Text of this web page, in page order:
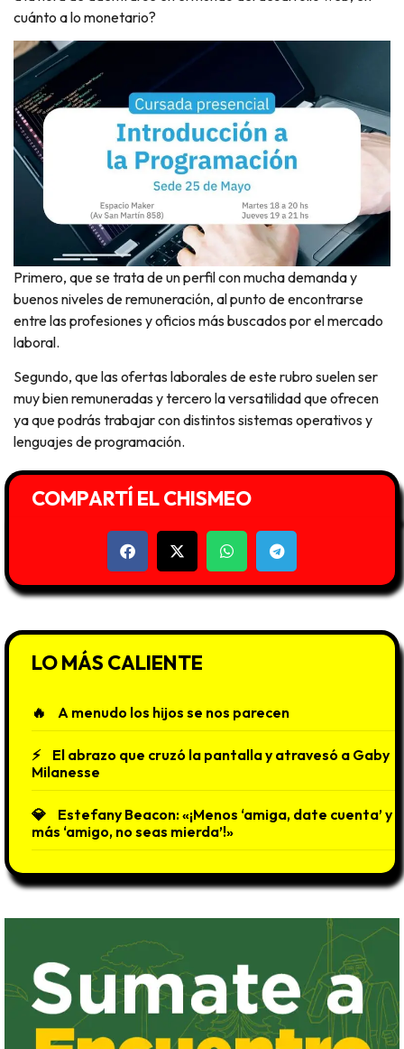
cuánto a lo monetario?
Primero, que se trata de un perfil con mucha demanda y
buenos niveles de remuneración, al punto de encontrarse
entre las profesiones y oficios más buscados por el mercado
laboral.
Segundo, que las ofertas laborales de este rubro suelen ser
muy bien remuneradas y tercero la versatilidad que ofrecen
ya que podrás trabajar con distintos sistemas operativos y
lenguajes de programación.
COMPARTÍ EL CHISMEO
LO MÁS CALIENTE
A menudo los hijos se nos parecen
El abrazo que cruzó la pantalla y atravesó a Gaby
Milanesse
Estefany Beacon: «¡Menos ‘amiga, date cuenta’ y
más ‘amigo, no seas mierda’!»